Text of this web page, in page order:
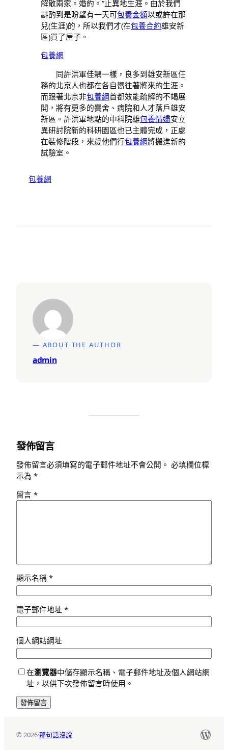
解散兩家。婚約。”止異地生涯。由於我們
斟酌到是盼望有一天可包養金額以或許在那
兒(生涯)的，所以我們才(在包養合約雄安新
區)買了屋子。
包養網
同許洪軍佳耦一樣，良多到雄安新區任
務的北京人也都在各自嚮往著將來的生涯。
而跟著北京非包養網首都效能疏解的不竭展
開，將有更多的黌舍、病院和人才落戶雄安
新區。許洪軍地點的中科院雄包養情婦安立
異研討院新的科研園區也已主體完成，正處
在裝修階段，來歲他們行包養網將搬進新的
試驗室。
包養網
— ABOUT THE AUTHOR
admin
發佈留言
發佈留言必須填寫的電子郵件地址不會公開。 必填欄位標
示為 *
留言 *
顯示名稱 *
電子郵件地址 *
個人網站網址
在瀏覽器中儲存顯示名稱、電子郵件地址及個人網站網
址，以供下次發佈留言時使用。
© 2026·那句話沒說